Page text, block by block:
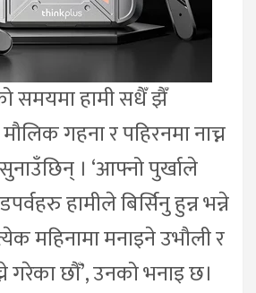
समयमा हामी सधैँ झैँ
गहना र पहिरनमा नाच्न
। ‘आफ्नो पुर्खाले
हामीले बिर्सिनु हुन्न भन्ने
महिनामा मनाइने उभौली र
गरेका छौँ’, उनको भनाइ छ।